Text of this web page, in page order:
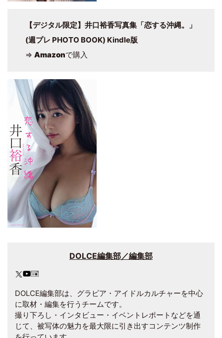
【デジタル限定】井口裕香写真集「恋する沖縄。」
(週プレ PHOTO BOOK) Kindle版
⇒ Amazonで購入
DOLCE編集部／編集部
DOLCE編集部は、グラビア・アイドルカルチャーを中心
に取材・編集を行うチームです。
撮り下ろし・インタビュー・イベントレポートなどを通
じて、被写体の魅力を最大限に引き出すコンテンツ制作